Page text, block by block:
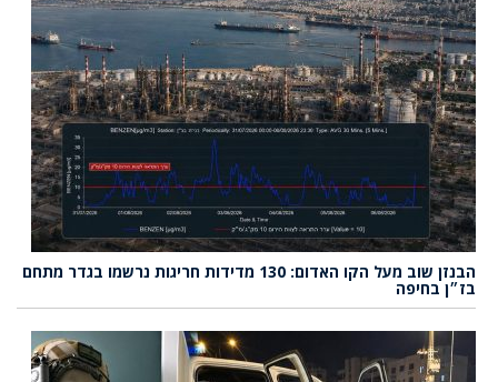
הבנזן שוב מעל הקו האדום: 130 מדידות חריגות נרשמו בגדר מתחם
בז״ן בחיפה